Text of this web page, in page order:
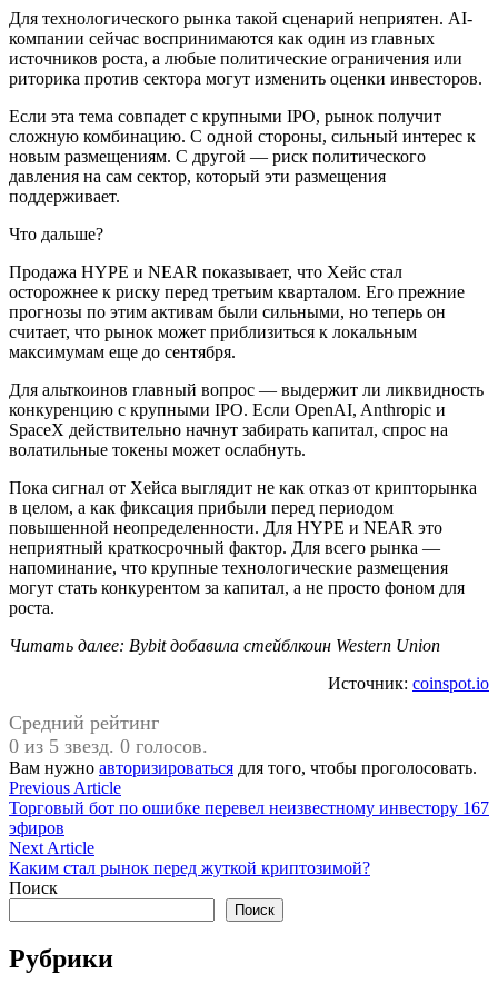
Для технологического рынка такой сценарий неприятен. AI-
компании сейчас воспринимаются как один из главных
источников роста, а любые политические ограничения или
риторика против сектора могут изменить оценки инвесторов.
Если эта тема совпадет с крупными IPO, рынок получит
сложную комбинацию. С одной стороны, сильный интерес к
новым размещениям. С другой — риск политического
давления на сам сектор, который эти размещения
поддерживает.
Что дальше?
Продажа HYPE и NEAR показывает, что Хейс стал
осторожнее к риску перед третьим кварталом. Его прежние
прогнозы по этим активам были сильными, но теперь он
считает, что рынок может приблизиться к локальным
максимумам еще до сентября.
Для альткоинов главный вопрос — выдержит ли ликвидность
конкуренцию с крупными IPO. Если OpenAI, Anthropic и
SpaceX действительно начнут забирать капитал, спрос на
волатильные токены может ослабнуть.
Пока сигнал от Хейса выглядит не как отказ от крипторынка
в целом, а как фиксация прибыли перед периодом
повышенной неопределенности. Для HYPE и NEAR это
неприятный краткосрочный фактор. Для всего рынка —
напоминание, что крупные технологические размещения
могут стать конкурентом за капитал, а не просто фоном для
роста.
Читать далее: Bybit добавила стейблкоин Western Union
Источник: coinspot.io
Средний рейтинг
0 из 5 звезд. 0 голосов.
Вам нужно авторизироваться для того, чтобы проголосовать.
Навигация
по
записям
Previous ArticlePrevious
article:
Торговый бот по ошибке перевел неизвестному инвестору 167
эфиров
Next ArticleNext
article:
Каким стал рынок перед жуткой криптозимой?
Поиск
Поиск
Рубрики